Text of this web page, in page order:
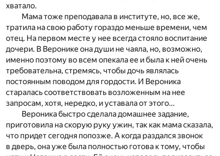
хватало.
Мама тоже преподавала в институте, но, все же,
тратила на свою работу гораздо меньше времени, чем
отец. На первом месте у нее всегда стояло воспитание
дочери. В Веронике она души не чаяла, но, возможно,
именно поэтому во всем опекала ее и была к ней очень
требовательна, стремясь, чтобы дочь являлась
постоянным поводом для гордости. И Вероника
старалась соответствовать возложенным на нее
запросам, хотя, нередко, и уставала от этого…
Вероника быстро сделала домашнее задание,
приготовила на скорую руку ужин, так как мама сказала,
что придет сегодня попозже. А когда раздался звонок
в дверь, она уже была полностью готова к тому, чтобы